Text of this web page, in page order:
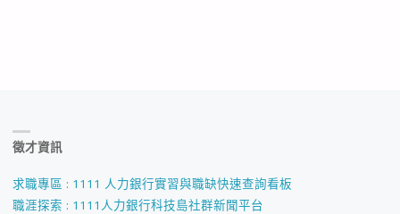
徵才資訊
求職專區 : 1111 人力銀行實習與職缺快速查詢看板
職涯探索 : 1111人力銀行科技島社群新聞平台